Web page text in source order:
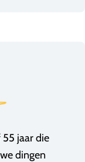
jaar die
dingen